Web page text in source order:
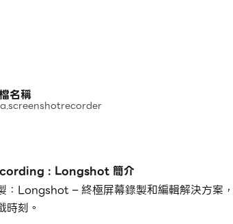
名稱
: Longshot 簡介
：Longshot – 終極屏幕錄製和編輯解決方案
時刻。